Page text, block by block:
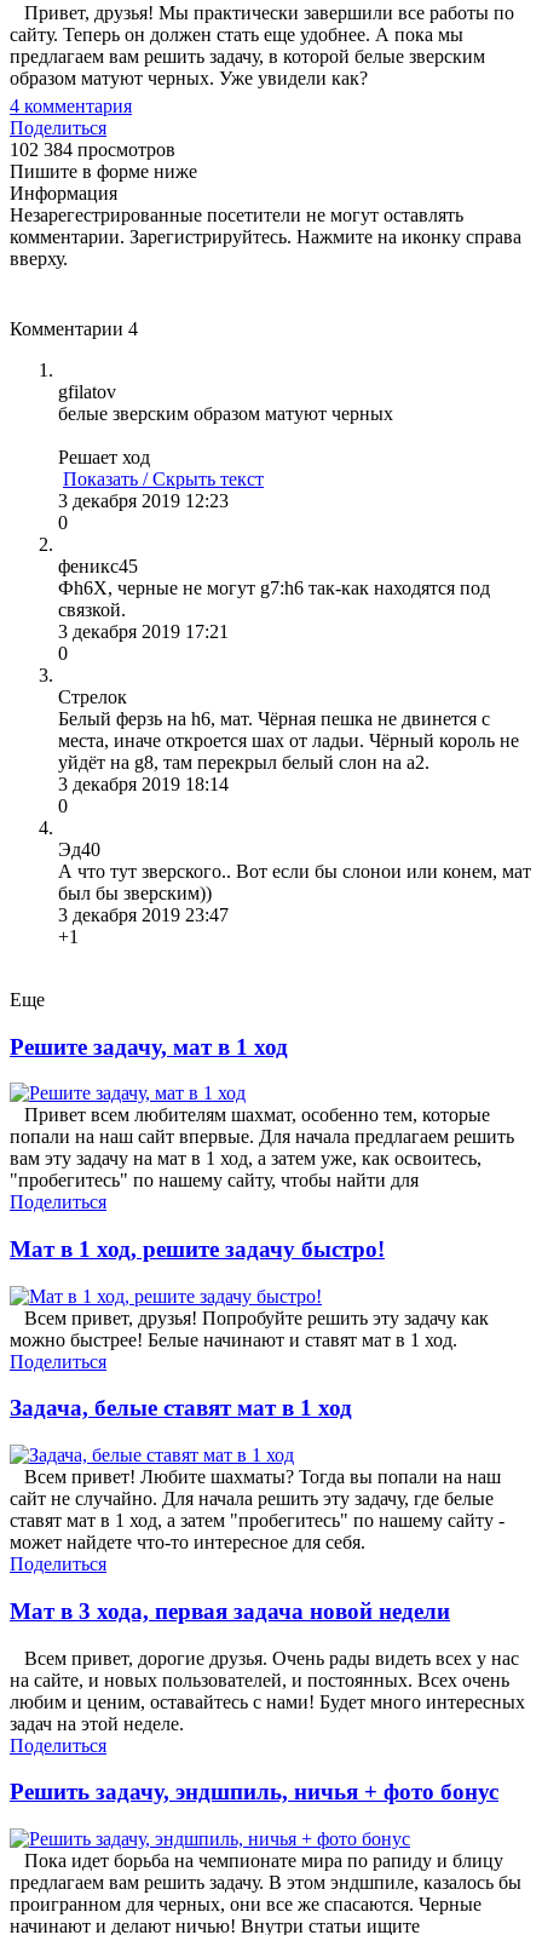
Привет, друзья! Мы практически завершили все работы по
сайту. Теперь он должен стать еще удобнее. А пока мы
предлагаем вам решить задачу, в которой белые зверским
образом матуют черных. Уже увидели как?
4 комментария
Поделиться
102 384 просмотров
Пишите в форме ниже
Информация
Незарегестрированные посетители не могут оставлять
комментарии. Зарегистрируйтесь. Нажмите на иконку справа
вверху.
Комментарии 4
gfilatov
белые зверским образом матуют черных
Решает ход
Показать / Скрыть текст
3 декабря 2019 12:23
0
феникс45
Фh6X, черные не могут g7:h6 так-как находятся под
связкой.
3 декабря 2019 17:21
0
Стрелок
Белый ферзь на h6, мат. Чёрная пешка не двинется с
места, иначе откроется шах от ладьи. Чёрный король не
уйдёт на g8, там перекрыл белый слон на а2.
3 декабря 2019 18:14
0
Эд40
А что тут зверского.. Вот если бы слонои или конем, мат
был бы зверским))
3 декабря 2019 23:47
+1
Еще
Решите задачу, мат в 1 ход
Привет всем любителям шахмат, особенно тем, которые
попали на наш сайт впервые. Для начала предлагаем решить
вам эту задачу на мат в 1 ход, а затем уже, как освоитесь,
"пробегитесь" по нашему сайту, чтобы найти для
Поделиться
Мат в 1 ход, решите задачу быстро!
Всем привет, друзья! Попробуйте решить эту задачу как
можно быстрее! Белые начинают и ставят мат в 1 ход.
Поделиться
Задача, белые ставят мат в 1 ход
Всем привет! Любите шахматы? Тогда вы попали на наш
сайт не случайно. Для начала решить эту задачу, где белые
ставят мат в 1 ход, а затем "пробегитесь" по нашему сайту -
может найдете что-то интересное для себя.
Поделиться
Мат в 3 хода, первая задача новой недели
Всем привет, дорогие друзья. Очень рады видеть всех у нас
на сайте, и новых пользователей, и постоянных. Всех очень
любим и ценим, оставайтесь с нами! Будет много интересных
задач на этой неделе.
Поделиться
Решить задачу, эндшпиль, ничья + фото бонус
Пока идет борьба на чемпионате мира по рапиду и блицу
предлагаем вам решить задачу. В этом эндшпиле, казалось бы
проигранном для черных, они все же спасаются. Черные
начинают и делают ничью! Внутри статьи ищите